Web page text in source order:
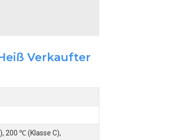
Verkaufter
200 ℃ (Klasse C),